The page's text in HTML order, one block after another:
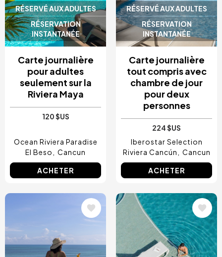
RÉSERVÉ AUX ADULTES
RÉSERVATION
INSTANTANÉE
Carte journalière
pour adultes
seulement sur la
Riviera Maya
120 $US
Ocean Riviera Paradise
El Beso
Cancun
ACHETER
RÉSERVÉ AUX ADULTES
RÉSERVATION
INSTANTANÉE
Carte journalière
tout compris avec
chambre de jour
pour deux
personnes
224 $US
Iberostar Selection
Riviera Cancún
Cancun
ACHETER
Image Image